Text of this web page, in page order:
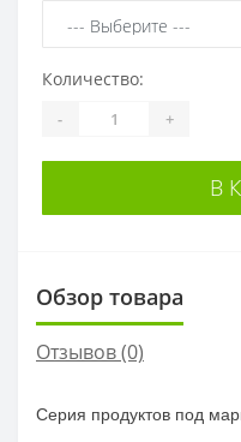
Количество:
- +
В
Обзор товара
Отзывов (0)
Серия продуктов под